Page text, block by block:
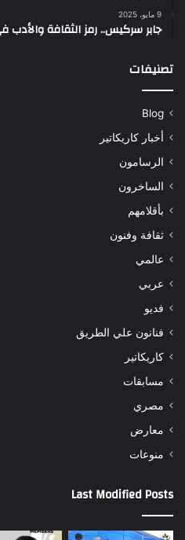
9 مايو، 2025
جابر سركيس.. رمز الثقافة والأدب
تصنيفات
Blog
أخبار كاريكاتير
الرسامون
الساخرون
بأقلامهم
ثقافة وفنون
عالمي
عربي
فديو
فنانون علي الطريق
كاريكاتير
مسابقات
مصري
معارض
منوعات
Last Modified Posts